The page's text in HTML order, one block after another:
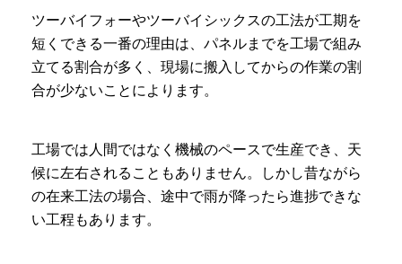
ツーバイフォーやツーバイシックスの工法が工期を
短くできる一番の理由は、パネルまでを工場で組み
立てる割合が多く、現場に搬入してからの作業の割
合が少ないことによります。
工場では人間ではなく機械のペースで生産でき、天
候に左右されることもありません。しかし昔ながら
の在来工法の場合、途中で雨が降ったら進捗できな
い工程もあります。